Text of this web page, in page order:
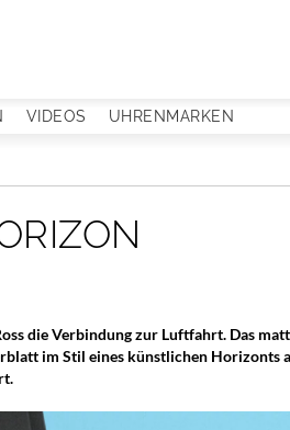
VIDEOS UHRENMARKEN
die Verbindung zur Luftfahrt. Das
im Stil eines künstlichen Horizonts